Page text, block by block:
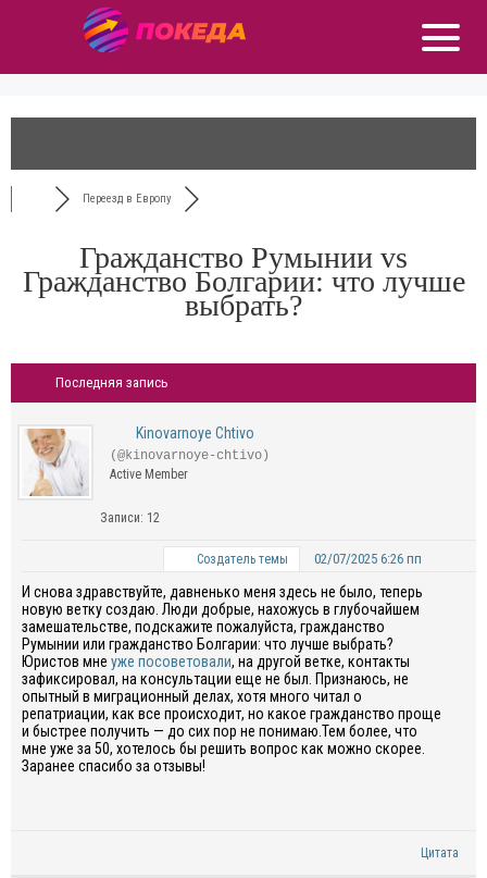
Переезд в Европу
Гражданство Румынии vs
Гражданство Болгарии: что лучше
выбрать?
Последняя запись
Kinovarnoye Chtivo
(@kinovarnoye-chtivo)
Active Member
Записи: 12
Создатель темы 02/07/2025 6:26 пп
И снова здравствуйте, давненько меня здесь не было, теперь
новую ветку создаю. Люди добрые, нахожусь в глубочайшем
замешательстве, подскажите пожалуйста, гражданство
Румынии или гражданство Болгарии: что лучше выбрать?
Юристов мне уже посоветовали, на другой ветке, контакты
зафиксировал, на консультации еще не был. Признаюсь, не
опытный в миграционный делах, хотя много читал о
репатриации, как все происходит, но какое гражданство проще
и быстрее получить — до сих пор не понимаю.Тем более, что
мне уже за 50, хотелось бы решить вопрос как можно скорее.
Заранее спасибо за отзывы!
Цитата